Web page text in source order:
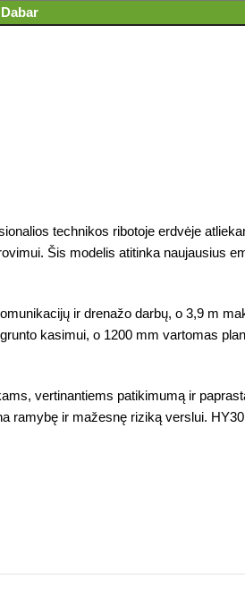
technikos ribotoje erdvėje
Šis modelis atitinka naujausius
ir drenažo darbų, o 3,9 m
kasimui, o 1200 mm vartomas
vertinantiems patikimumą ir
ir mažesnę riziką verslui.